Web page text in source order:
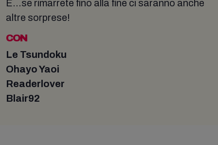
E…se rimarrete fino alla fine ci saranno anche
altre sorprese!
CON
Le Tsundoku
Ohayo Yaoi
Readerlover
Blair92